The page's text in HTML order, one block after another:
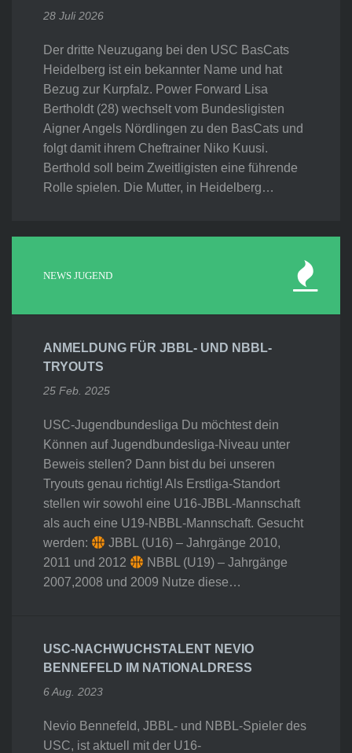
28 Juli 2026
Der dritte Neuzugang bei den USC BasCats
Heidelberg ist ein bekannter Name und hat
Bezug zur Kurpfalz. Power Forward Lisa
Bertholdt (28) wechselt vom Bundesligisten
Aigner Angels Nördlingen zu den BasCats und
folgt damit ihrem Cheftrainer Niko Kuusi.
Berthold soll beim Zweitligisten eine führende
Rolle spielen. Die Mutter, in Heidelberg…
NEWS JUGEND
ANMELDUNG FÜR JBBL- UND NBBL-
TRYOUTS
25 Feb. 2025
USC-Jugendbundesliga Du möchtest dein
Können auf Jugendbundesliga-Niveau unter
Beweis stellen? Dann bist du bei unseren
Tryouts genau richtig! Als Erstliga-Standort
stellen wir sowohl eine U16-JBBL-Mannschaft
als auch eine U19-NBBL-Mannschaft. Gesucht
werden:
JBBL (U16) – Jahrgänge 2010,
2011 und 2012
NBBL (U19) – Jahrgänge
2007,2008 und 2009 Nutze diese…
USC-NACHWUCHSTALENT NEVIO
BENNEFELD IM NATIONALDRESS
6 Aug. 2023
Nevio Bennefeld, JBBL- und NBBL-Spieler des
USC, ist aktuell mit der U16-